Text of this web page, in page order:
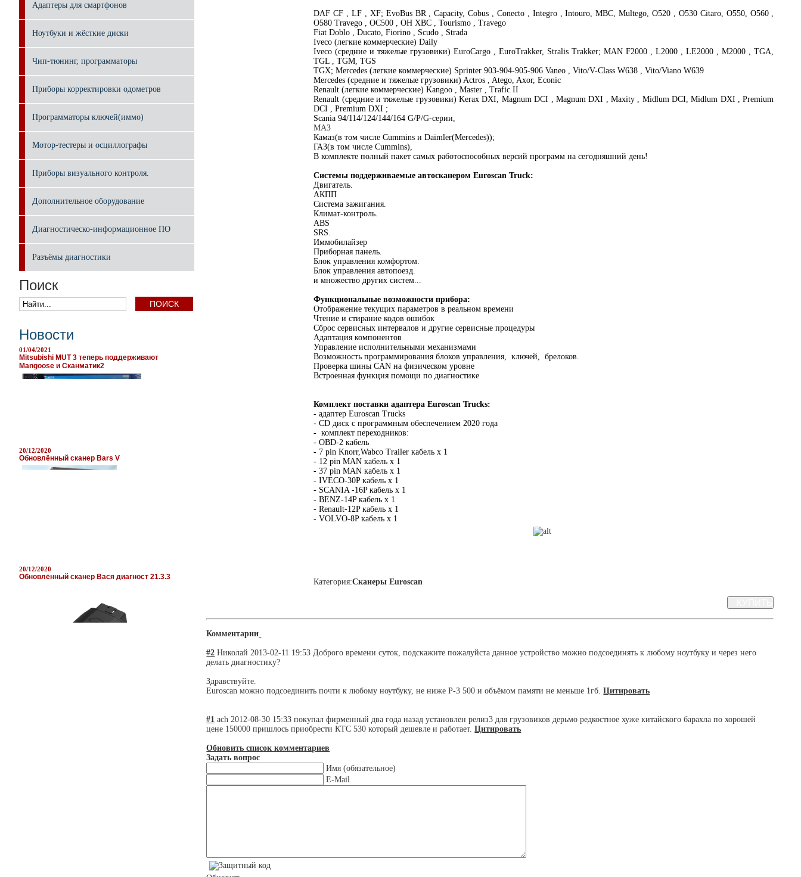
Адаптеры для смартфонов
Ноутбуки и жёсткие диски
Чип-тюнинг, программаторы
Приборы корректировки одометров
Программаторы ключей(иммо)
Мотор-тестеры и осциллографы
Приборы визуального контроля.
Дополнительное оборудование
Диагностическо-информационное ПО
Разъёмы диагностики
Поиск
Новости
01/04/2021
Mitsubishi MUT 3 теперь поддерживают
Mangoose и Сканматик2
20/12/2020
Обновлённый сканер Bars V
20/12/2020
Обновлённый сканер Вася диагност 21.3.3
DAF CF , LF , XF; EvoBus BR , Capacity, Cobus , Conecto , Integro , Intouro, MBC, Multego, O520 , O530 Citaro, O550, O560 ,
O580 Travego , OC500 , OH XBC , Tourismo , Travego
Fiat Doblo , Ducato, Fiorino , Scudo , Strada
Iveco (легкие коммерческие) Daily
Iveco (средние и тяжелые грузовики) EuroCargo , EuroTrakker, Stralis Trakker; MAN F2000 , L2000 , LE2000 , M2000 , TGA,
TGL , TGM, TGS
TGX; Mercedes (легкие коммерческие) Sprinter 903-904-905-906 Vaneo , Vito/V-Class W638 , Vito/Viano W639
Mercedes (средние и тяжелые грузовики) Actros , Atego, Axor, Econic
Renault (легкие коммерческие) Kangoo , Master , Trafic II
Renault (средние и тяжелые грузовики) Kerax DXI, Magnum DCI , Magnum DXI , Maxity , Midlum DCI, Midlum DXI , Premium
DCI , Premium DXI ;
Scania 94/114/124/144/164 G/P/G-серии,
МАЗ
Камаз(в том числе Cummins и Daimler(Mercedes));
ГАЗ(в том числе Cummins),
В комплекте полный пакет самых работоспособных версий программ на сегодняшний день!
Системы поддерживаемые автосканером Euroscan Truck:
Двигатель.
АКПП
Система зажигания.
Климат-контроль.
ABS
SRS.
Иммобилайзер
Приборная панель.
Блок управления комфортом.
Блок управления автопоезд.
и множество других систем...
Функциональные возможности прибора:
Отображение текущих параметров в реальном времени
Чтение и стирание кодов ошибок
Сброс сервисных интервалов и другие сервисные процедуры
Адаптация компонентов
Управление исполнительными механизмами
Возможность программирования блоков управления, ключей, брелоков.
Проверка шины CAN на физическом уровне
Встроенная функция помощи по диагностике
Комплект поставки адаптера Euroscan Trucks:
- адаптер Euroscan Trucks
- CD диск с программным обеспечением 2020 года
- комплект переходников:
- OBD-2 кабель
- 7 pin Knorr,Wabco Trailer кабель x 1
- 12 pin MAN кабель x 1
- 37 pin MAN кабель x 1
- IVECO-30P кабель x 1
- SCANIA -16P кабель x 1
- BENZ-14P кабель x 1
- Renault-12P кабель x 1
- VOLVO-8P кабель x 1
Категория:Сканеры Euroscan
Комментарии
#2 Николай 2013-02-11 19:53 Доброго времени суток, подскажите пожалуйста данное устройство можно подсоединять к любому ноутбуку и через него
делать диагностику?
Здравствуйте.
Euroscan можно подсоединить почти к любому ноутбуку, не ниже P-3 500 и объёмом памяти не меньше 1гб. Цитировать
#1 ach 2012-08-30 15:33 покупал фирменный два года назад установлен релиз3 для грузовиков дерьмо редкостное хуже китайского барахла по хорошей
цене 150000 пришлось приобрести КТС 530 который дешевле и работает. Цитировать
Обновить список комментариев
Задать вопрос
Имя (обязательное)
E-Mail